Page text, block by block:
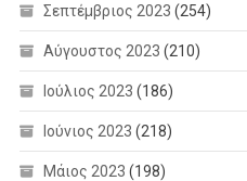
Σεπτέμβριος 2023 (254)
Αύγουστος 2023 (210)
Ιούλιος 2023 (186)
Ιούνιος 2023 (218)
Μάιος 2023 (198)